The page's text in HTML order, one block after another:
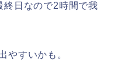
終日なので2時間で我
やすいかも。